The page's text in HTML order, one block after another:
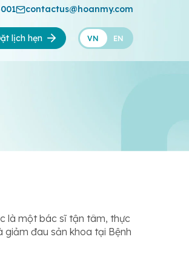
contactus@hoanmy.com
lịch hẹn VN EN
là một bác sĩ tận tâm, thực
đau sản khoa tại Bệnh